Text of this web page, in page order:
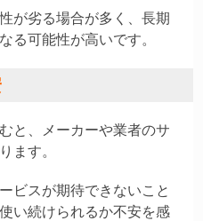
が劣る場合が多く、長期
る可能性が高いです。
と、メーカーや業者のサ
ます。
ビスが期待できないこと
い続けられるか不安を感